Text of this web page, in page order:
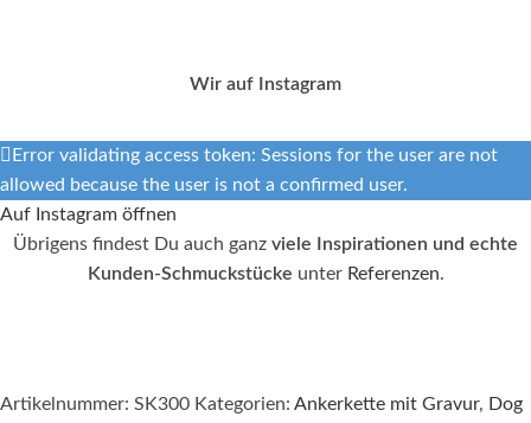
Wir auf Instagram
Error validating access token: Sessions for the user are not
allowed because the user is not a confirmed user.
Auf Instagram öffnen
Übrigens findest Du auch ganz viele Inspirationen und echte
Kunden-Schmuckstücke unter Referenzen.
Artikelnummer: SK300 Kategorien: Ankerkette mit Gravur, Dog